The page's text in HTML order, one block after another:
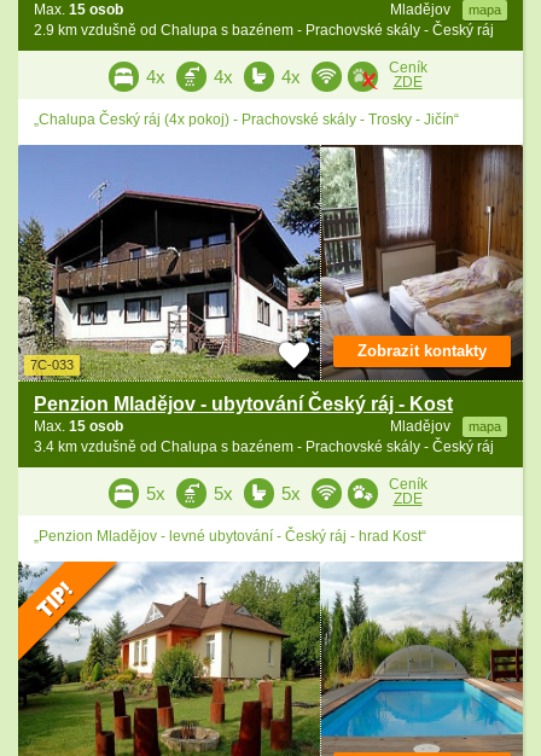
Mladějov mapa
Max. 15 osob
2.9 km vzdušně od Chalupa s bazénem - Prachovské skály - Český ráj
4x 4x 4x
Ceník
ZDE
„Chalupa Český ráj (4x pokoj) - Prachovské skály - Trosky - Jičín“
7C-033
Penzion Mladějov - ubytování Český ráj - Kost
Mladějov mapa
Max. 15 osob
3.4 km vzdušně od Chalupa s bazénem - Prachovské skály - Český ráj
Zobrazit kontakty
5x 5x 5x
Ceník
ZDE
„Penzion Mladějov - levné ubytování - Český ráj - hrad Kost“